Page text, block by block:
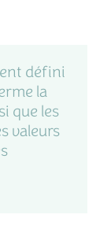
défini
la
que les
valeurs